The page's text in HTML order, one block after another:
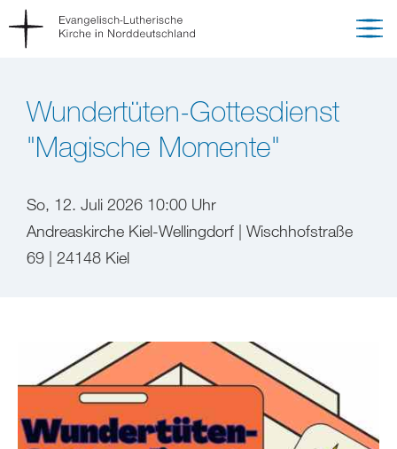
Wundertüten-Gottesdienst
"Magische Momente"
So, 12. Juli 2026 10:00 Uhr
Andreaskirche Kiel-Wellingdorf | Wischhofstraße
69 | 24148 Kiel